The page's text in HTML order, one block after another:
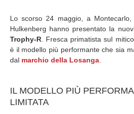
Lo scorso 24 maggio, a
Hulkenberg hanno presentato la
Trophy-R . Fresca primatista sul
è il modello più performante che sia
dal marchio della Losanga
IL MODELLO PIÙ
LIMITATA